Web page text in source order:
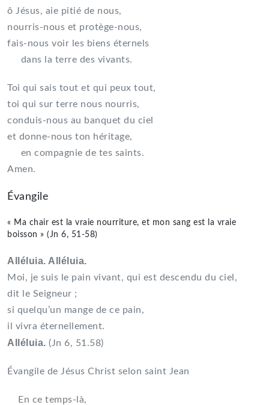
ô Jésus, aie pitié de nous,
nourris-nous et protège-nous,
fais-nous voir les biens éternels
dans la terre des vivants.
Toi qui sais tout et qui peux tout,
toi qui sur terre nous nourris,
conduis-nous au banquet du ciel
et donne-nous ton héritage,
en compagnie de tes saints.
Amen.
Évangile
« Ma chair est la vraie nourriture, et mon sang est la vraie
boisson » (Jn 6, 51-58)
Alléluia. Alléluia.
Moi, je suis le pain vivant, qui est descendu du ciel,
dit le Seigneur ;
si quelqu’un mange de ce pain,
il vivra éternellement.
Alléluia. (Jn 6, 51.58)
Évangile de Jésus Christ selon saint Jean
En ce temps-là,